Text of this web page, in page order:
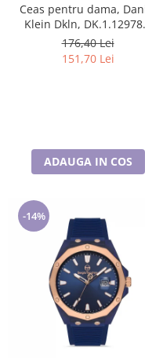
Ceas pentru dama,
Klein Dkln,
176,40 Lei
151,70 Lei
ADAUGA IN COS
-14%